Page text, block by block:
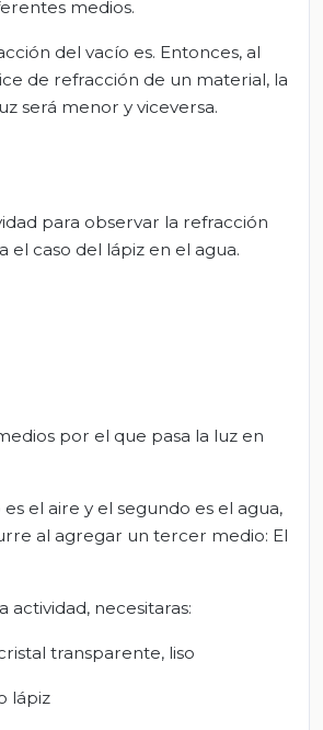
medios.
del vacío es. Entonces, al
de refracción de un material, la
será menor y viceversa.
para observar la refracción
el caso del lápiz en el agua.
por el que pasa la luz en
el aire y el segundo es el agua,
al agregar un tercer medio: El
actividad, necesitaras:
transparente, liso
lápiz